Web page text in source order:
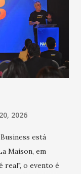
com um poder de
apontou o
com chance de
risco à
saber fazer a
so...
2026
está
Maison, em
real", o evento é